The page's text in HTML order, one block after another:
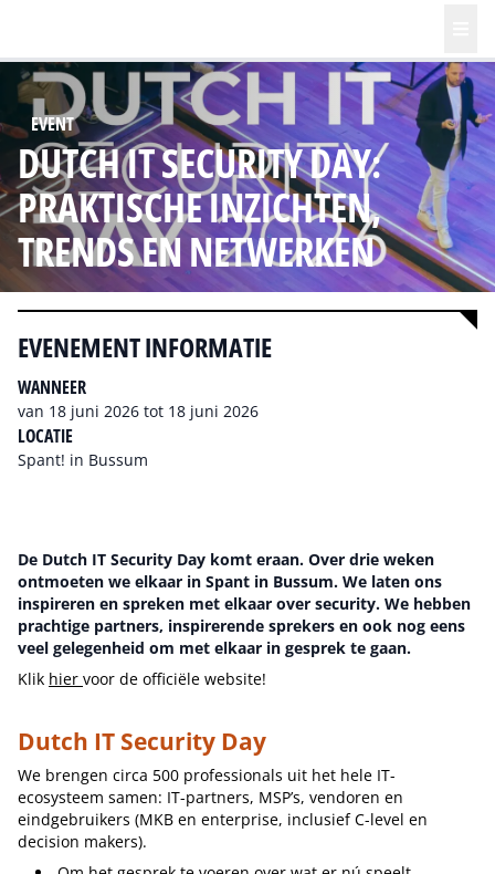
EVENT
DUTCH IT SECURITY DAY:
PRAKTISCHE INZICHTEN,
TRENDS EN NETWERKEN
EVENEMENT INFORMATIE
WANNEER
van 18 juni 2026 tot 18 juni 2026
LOCATIE
Spant! in Bussum
De Dutch IT Security Day komt eraan. Over drie weken
ontmoeten we elkaar in Spant in Bussum. We laten ons
inspireren en spreken met elkaar over security. We hebben
prachtige partners, inspirerende sprekers en ook nog eens
veel gelegenheid om met elkaar in gesprek te gaan.
Klik hier voor de officiële website!
Dutch IT Security Day
We brengen circa 500 professionals uit het hele IT-
ecosysteem samen: IT-partners, MSP’s, vendoren en
eindgebruikers (MKB en enterprise, inclusief C-level en
decision makers).